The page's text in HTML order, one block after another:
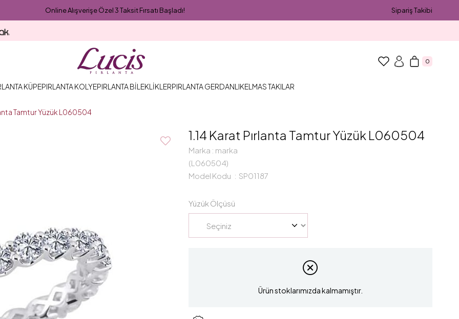
Sipariş Takibi
Online Alışverişe Özel 3 Taksit Fırsatı Başladı!
0
KÜPEPIRLANTA KOLYEPIRLANTA BİLEKLİKLERPIRLANTA GERDANLIKELMAS TAKILAR
Tamtur Yüzük L060504
1.14 Karat Pırlanta Tamtur Yüzük L060504
Marka : marka
(L060504)
Model Kodu
SP01187
Yüzük Ölçüsü
Ürün stoklarımızda kalmamıştır.